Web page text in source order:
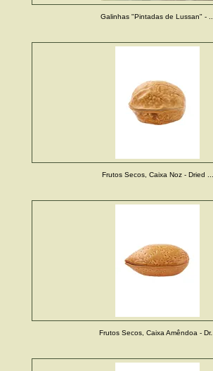
Galinhas "Pintadas de Lussan" - ...
Frutos Secos, Caixa Noz - Dried ...
Frutos Secos, Caixa Amêndoa - Dr...